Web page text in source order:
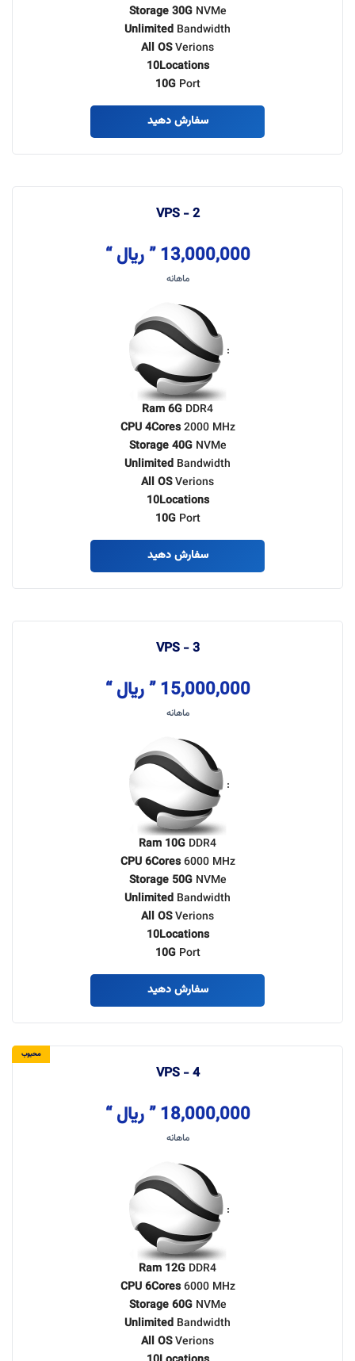
Storage 30GNVMe
Unlimited Bandwidth
All OSVerions
10Locations
10G Port
سفارش دهید
VPS - 2
13,000,000 ” ریال “
ماهانه
:
Ram 6G DDR4
CPU 4Cores2000 MHz
Storage 40GNVMe
Unlimited Bandwidth
All OSVerions
10Locations
10G Port
سفارش دهید
VPS - 3
15,000,000 ” ریال “
ماهانه
:
Ram 10G DDR4
CPU 6Cores6000 MHz
Storage 50GNVMe
Unlimited Bandwidth
All OSVerions
10Locations
10G Port
سفارش دهید
محبوب
VPS - 4
18,000,000 ” ریال “
ماهانه
:
Ram 12G DDR4
CPU 6Cores6000 MHz
Storage 60GNVMe
Unlimited Bandwidth
All OSVerions